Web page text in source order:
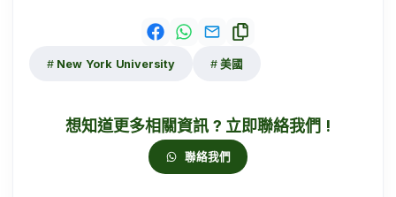
New York University 美國
想知道更多相關資訊 ? 立即聯絡我們 !
聯絡我們